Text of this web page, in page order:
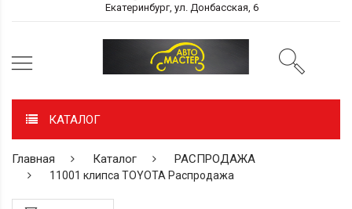
Екатеринбург, ул. Донбасская, 6
КАТАЛОГ
Главная Каталог РАСПРОДАЖА
11001 клипса TOYOTA Распродажа